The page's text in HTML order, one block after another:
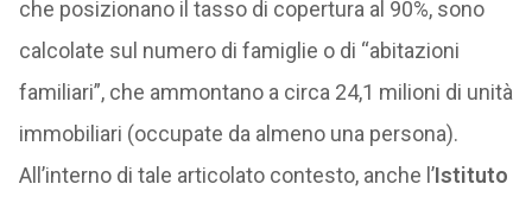
che posizionano il tasso di copertura al 90%, sono
calcolate sul numero di famiglie o di “abitazioni
familiari”, che ammontano a circa 24,1 milioni di unità
immobiliari (occupate da almeno una persona).
All’interno di tale articolato contesto, anche l’Istituto